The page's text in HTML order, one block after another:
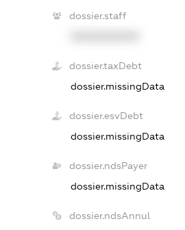
dossier.staff
dossier.taxDebt
dossier.missingData
dossier.esvDebt
dossier.missingData
dossier.ndsPayer
dossier.missingData
dossier.ndsAnnul